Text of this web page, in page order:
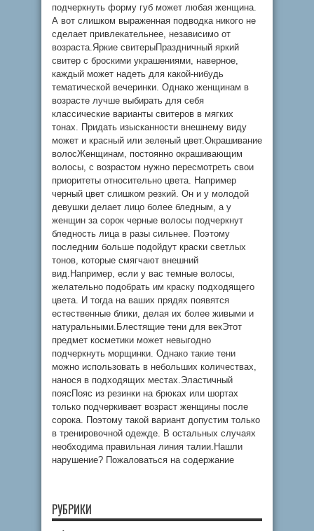
подчеркнуть форму губ может любая женщина.
А вот слишком выраженная подводка никого не
сделает привлекательнее, независимо от
возраста.Яркие свитерыПраздничный яркий
свитер с броскими украшениями, наверное,
каждый может надеть для какой-нибудь
тематической вечеринки. Однако женщинам в
возрасте лучше выбирать для себя
классические варианты свитеров в мягких
тонах. Придать изысканности внешнему виду
может и красный или зеленый цвет.Окрашивание
волосЖенщинам, постоянно окрашивающим
волосы, с возрастом нужно пересмотреть свои
приоритеты относительно цвета. Например
черный цвет слишком резкий. Он и у молодой
девушки делает лицо более бледным, а у
женщин за сорок черные волосы подчеркнут
бледность лица в разы сильнее. Поэтому
последним больше подойдут краски светлых
тонов, которые смягчают внешний
вид.Например, если у вас темные волосы,
желательно подобрать им краску подходящего
цвета. И тогда на ваших прядях появятся
естественные блики, делая их более живыми и
натуральными.Блестящие тени для векЭтот
предмет косметики может невыгодно
подчеркнуть морщинки. Однако такие тени
можно использовать в небольших количествах,
нанося в подходящих местах.Эластичный
поясПояс из резинки на брюках или шортах
только подчеркивает возраст женщины после
сорока. Поэтому такой вариант допустим только
в тренировочной одежде. В остальных случаях
необходима правильная линия талии.Нашли
нарушение? Пожаловаться на содержание
РУБРИКИ